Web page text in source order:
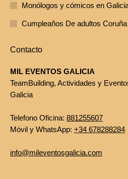
Monólogos y cómicos en
Cumpleaños De adultos Coruña
Contacto
MIL EVENTOS GALICIA
TeamBuilding, Actividades y
Galicia
Telefono Oficina: 881255607
Móvil y WhatsApp: +34 678288284
info@mileventosgalicia.com